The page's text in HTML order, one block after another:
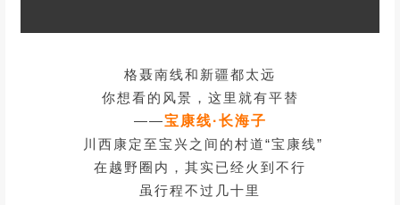
格聂南线和新疆都太远
你想看的风景，这里就有平替
——宝康线·长海子
川西康定至宝兴之间的村道“宝康线”
在越野圈内，其实已经火到不行
虽行程不过几十里